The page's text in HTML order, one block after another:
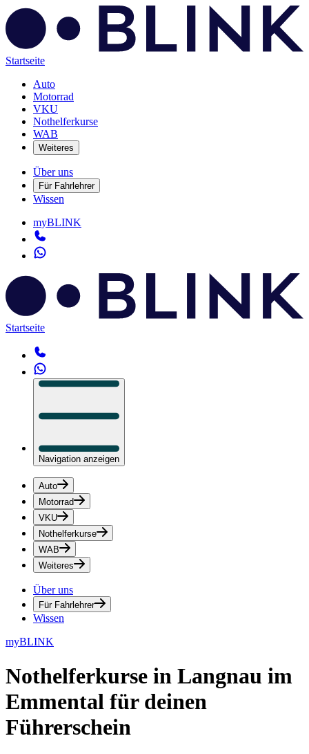
Startseite
Auto
Motorrad
VKU
Nothelferkurse
WAB
Weiteres
Über uns
Für Fahrlehrer
Wissen
myBLINK
Startseite
Navigation anzeigen
Auto
Motorrad
VKU
Nothelferkurse
WAB
Weiteres
Über uns
Für Fahrlehrer
Wissen
myBLINK
Nothelferkurse in Langnau im
Emmental für deinen
Führerschein